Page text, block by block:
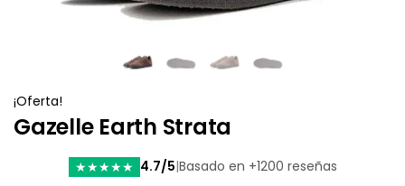
¡Oferta!
Gazelle Earth Strata
★★★★★ 4.7/5|Basado en +1200 reseñas